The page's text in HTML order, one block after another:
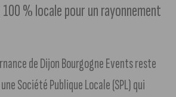
% locale pour un rayonnement
de Dijon Bourgogne Events reste
Société Publique Locale (SPL) qui